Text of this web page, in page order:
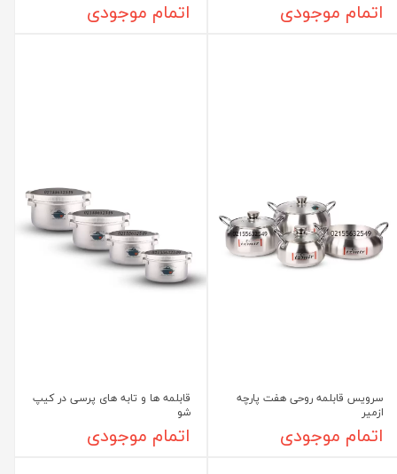
اتمام موجودی اتمام موجودی
سرویس قابلمه روحی هفت پارچه
ازمیر
اتمام موجودی
قابلمه ها و تابه های پرسی در کیپ
شو
اتمام موجودی